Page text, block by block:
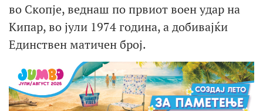
во Скопје, веднаш по првиот воен удар на
Кипар, во јули 1974 година, а добивајќи
Единствен матичен број.